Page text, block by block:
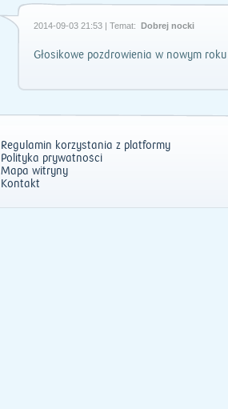
2014-09-03 21:53 | Temat: Dobrej nocki
Głosikowe pozdrowienia w nowym
Regulamin korzystania z platformy
Polityka prywatności
Mapa witryny
Kontakt